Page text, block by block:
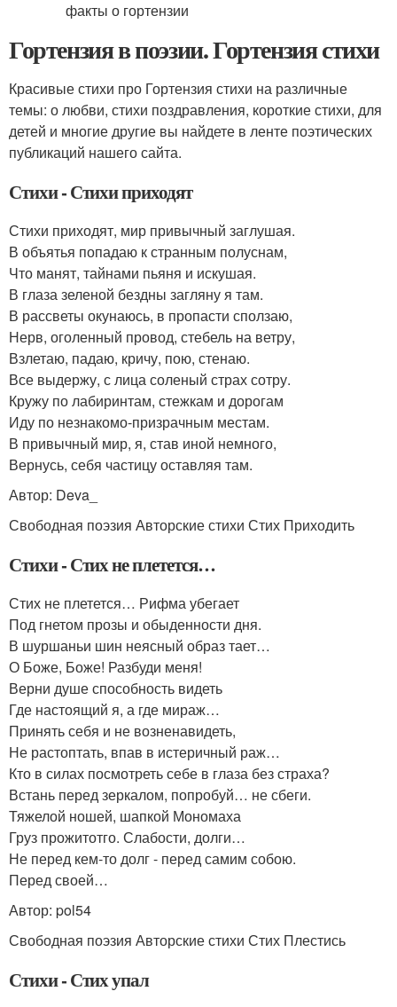
Гортензия в поэзии. Гортензия стихи
Красивые стихи про Гортензия стихи на различные
темы: о любви, стихи поздравления, короткие стихи, для
детей и многие другие вы найдете в ленте поэтических
публикаций нашего сайта.
Стихи - Стихи приходят
Стихи приходят, мир привычный заглушая.
В объятья попадаю к странным полуснам,
Что манят, тайнами пьяня и искушая.
В глаза зеленой бездны загляну я там.
В рассветы окунаюсь, в пропасти сползаю,
Нерв, оголенный провод, стебель на ветру,
Взлетаю, падаю, кричу, пою, стенаю.
Все выдержу, с лица соленый страх сотру.
Кружу по лабиринтам, стежкам и дорогам
Иду по незнакомо-призрачным местам.
В привычный мир, я, став иной немного,
Вернусь, себя частицу оставляя там.
Автор: Deva_
Свободная поэзия Авторские стихи Стих Приходить
Стихи - Стих не плетется…
Стих не плетется… Рифма убегает
Под гнетом прозы и обыденности дня.
В шуршаньи шин неясный образ тает…
О Боже, Боже! Разбуди меня!
Верни душе способность видеть
Где настоящий я, а где мираж…
Принять себя и не возненавидеть,
Не растоптать, впав в истеричный раж…
Кто в силах посмотреть себе в глаза без страха?
Встань перед зеркалом, попробуй… не сбеги.
Тяжелой ношей, шапкой Мономаха
Груз прожитотго. Слабости, долги…
Не перед кем-то долг - перед самим собою.
Перед своей…
Автор: pol54
Свободная поэзия Авторские стихи Стих Плестись
Стихи - Стих упал